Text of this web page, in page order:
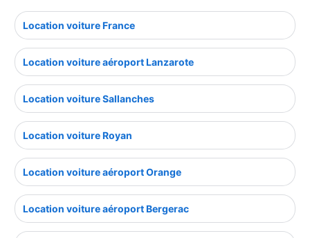
Location voiture France
Location voiture aéroport Lanzarote
Location voiture Sallanches
Location voiture Royan
Location voiture aéroport Orange
Location voiture aéroport Bergerac